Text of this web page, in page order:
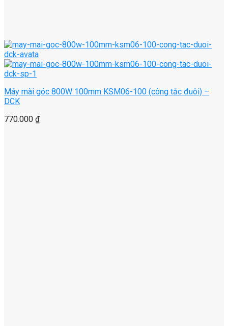
Máy mài góc 800W 100mm KSM06-100 (công tắc đuôi) –
DCK
770.000 ₫